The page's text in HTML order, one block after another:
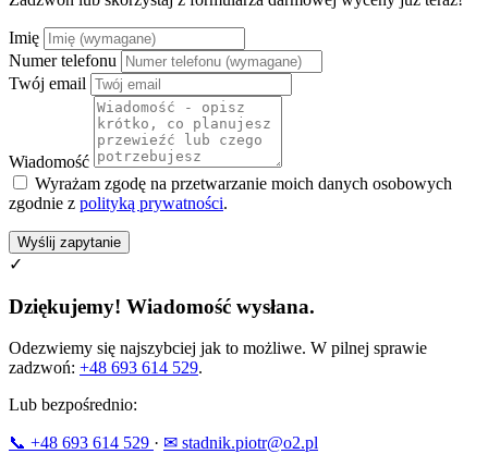
Imię
Numer telefonu
Twój email
Wiadomość
Wyrażam zgodę na przetwarzanie moich danych osobowych
zgodnie z polityką prywatności.
Wyślij zapytanie
✓
Dziękujemy! Wiadomość wysłana.
Odezwiemy się najszybciej jak to możliwe. W pilnej sprawie
zadzwoń: +48 693 614 529.
Lub bezpośrednio:
📞 +48 693 614 529 · ✉ stadnik.piotr@o2.pl